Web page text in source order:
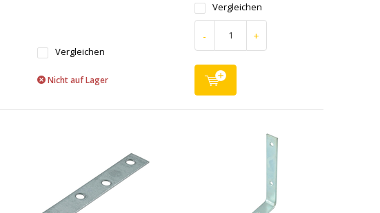
Vergleichen
Nicht auf Lager
Vergleichen
- +